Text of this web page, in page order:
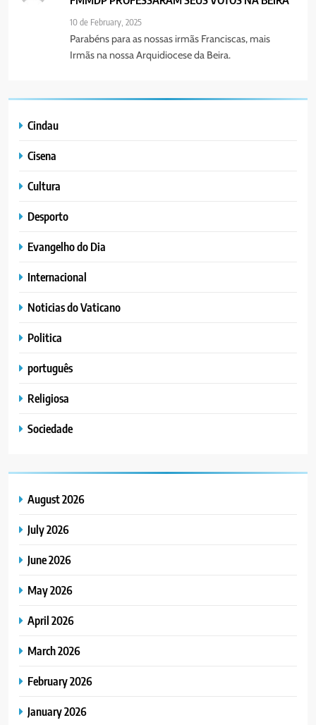
10 de February, 2025
Parabéns para as nossas irmãs Franciscas, mais
Irmãs na nossa Arquidiocese da Beira.
Cindau
Cisena
Cultura
Desporto
Evangelho do Dia
Internacional
Noticias do Vaticano
Politica
português
Religiosa
Sociedade
August 2026
July 2026
June 2026
May 2026
April 2026
March 2026
February 2026
January 2026